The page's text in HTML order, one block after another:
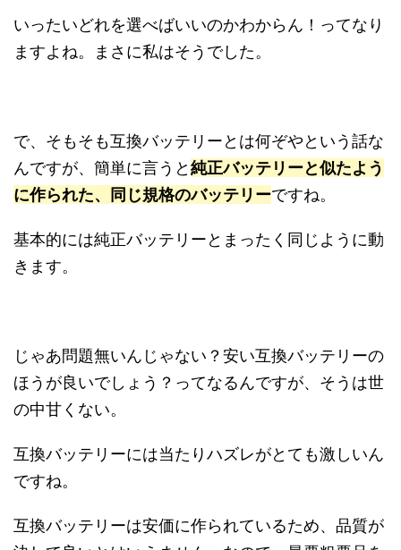
いったいどれを選べばいいのかわからん！ってなり
ますよね。まさに私はそうでした。
で、そもそも互換バッテリーとは何ぞやという話な
んですが、簡単に言うと純正バッテリーと似たよう
に作られた、同じ規格のバッテリーですね。
基本的には純正バッテリーとまったく同じように動
きます。
じゃあ問題無いんじゃない？安い互換バッテリーの
ほうが良いでしょう？ってなるんですが、そうは世
の中甘くない。
互換バッテリーには当たりハズレがとても激しいん
ですね。
互換バッテリーは安価に作られているため、品質が